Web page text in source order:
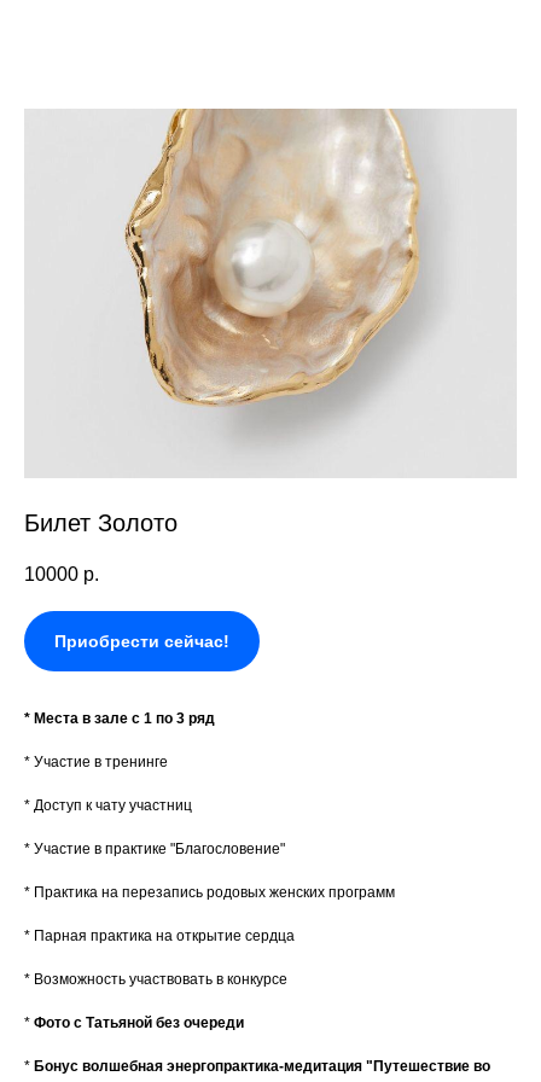
Билет Золото
10000 р.
Приобрести сейчас!
* Места в зале с 1 по 3 ряд
* Участие в тренинге
* Доступ к чату участниц
* Участие в практике "Благословение"
* Практика на перезапись родовых женских программ
* Парная практика на открытие сердца
* Возможность участвовать в конкурсе
* Фото с Татьяной без очереди
* Бонус волшебная энергопрактика-медитация "Путешествие во